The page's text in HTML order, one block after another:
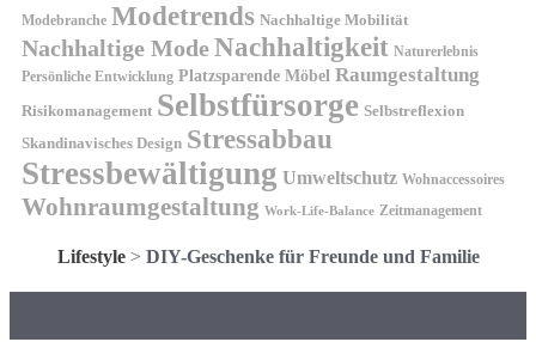
Modebranche Modetrends Nachhaltige Mobilität
Nachhaltige ModeNachhaltigkeit Naturerlebnis
Persönliche Entwicklung Platzsparende Möbel Raumgestaltung
Risikomanagement Selbstfürsorge Selbstreflexion
Skandinavisches Design Stressabbau
Stressbewältigung Umweltschutz Wohnaccessoires
Wohnraumgestaltung Work-Life-Balance Zeitmanagement
Lifestyle> DIY-Geschenke für Freunde und Familie